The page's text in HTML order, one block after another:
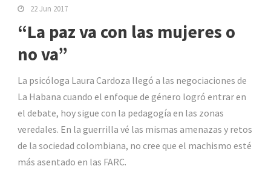
22 Jun 2017
“La paz va con las mujeres o
no va”
La psicóloga Laura Cardoza llegó a las negociaciones de
La Habana cuando el enfoque de género logró entrar en
el debate, hoy sigue con la pedagogía en las zonas
veredales. En la guerrilla vé las mismas amenazas y retos
de la sociedad colombiana, no cree que el machismo esté
más asentado en las FARC.